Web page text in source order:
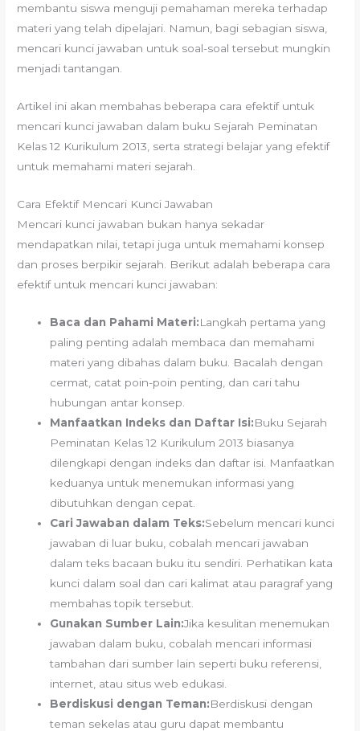
membantu siswa menguji pemahaman mereka terhadap
materi yang telah dipelajari. Namun, bagi sebagian siswa,
mencari kunci jawaban untuk soal-soal tersebut mungkin
menjadi tantangan.
Artikel ini akan membahas beberapa cara efektif untuk
mencari kunci jawaban dalam buku Sejarah Peminatan
Kelas 12 Kurikulum 2013, serta strategi belajar yang efektif
untuk memahami materi sejarah.
Cara Efektif Mencari Kunci Jawaban
Mencari kunci jawaban bukan hanya sekadar
mendapatkan nilai, tetapi juga untuk memahami konsep
dan proses berpikir sejarah. Berikut adalah beberapa cara
efektif untuk mencari kunci jawaban:
Baca dan Pahami Materi:Langkah pertama yang
paling penting adalah membaca dan memahami
materi yang dibahas dalam buku. Bacalah dengan
cermat, catat poin-poin penting, dan cari tahu
hubungan antar konsep.
Manfaatkan Indeks dan Daftar Isi:Buku Sejarah
Peminatan Kelas 12 Kurikulum 2013 biasanya
dilengkapi dengan indeks dan daftar isi. Manfaatkan
keduanya untuk menemukan informasi yang
dibutuhkan dengan cepat.
Cari Jawaban dalam Teks:Sebelum mencari kunci
jawaban di luar buku, cobalah mencari jawaban
dalam teks bacaan buku itu sendiri. Perhatikan kata
kunci dalam soal dan cari kalimat atau paragraf yang
membahas topik tersebut.
Gunakan Sumber Lain:Jika kesulitan menemukan
jawaban dalam buku, cobalah mencari informasi
tambahan dari sumber lain seperti buku referensi,
internet, atau situs web edukasi.
Berdiskusi dengan Teman:Berdiskusi dengan
teman sekelas atau guru dapat membantu